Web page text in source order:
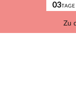
03TAGE
Zu